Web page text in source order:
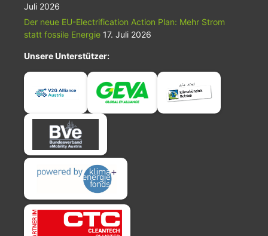
Juli 2026
Der neue EU-Electrification Action Plan: Mehr Strom
statt fossile Energie 17. Juli 2026
Unsere Unterstützer: